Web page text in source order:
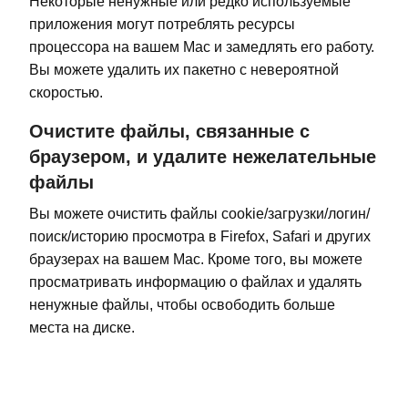
приложения могут потреблять ресурсы
процессора на вашем Mac и замедлять его работу.
Вы можете удалить их пакетно с невероятной
скоростью.
Очистите файлы, связанные с
браузером, и удалите нежелательные
файлы
Вы можете очистить файлы cookie/загрузки/логин/
поиск/историю просмотра в Firefox, Safari и других
браузерах на вашем Mac. Кроме того, вы можете
просматривать информацию о файлах и удалять
ненужные файлы, чтобы освободить больше
места на диске.